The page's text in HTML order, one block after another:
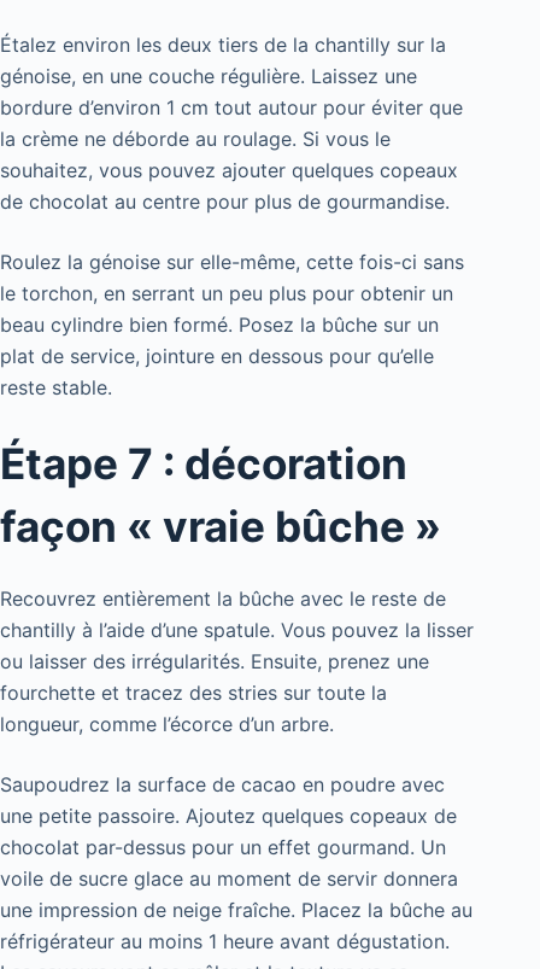
Étalez environ les deux tiers de la chantilly sur la
génoise, en une couche régulière. Laissez une
bordure d’environ 1 cm tout autour pour éviter que
la crème ne déborde au roulage. Si vous le
souhaitez, vous pouvez ajouter quelques copeaux
de chocolat au centre pour plus de gourmandise.
Roulez la génoise sur elle-même, cette fois-ci sans
le torchon, en serrant un peu plus pour obtenir un
beau cylindre bien formé. Posez la bûche sur un
plat de service, jointure en dessous pour qu’elle
reste stable.
Étape 7 : décoration
façon « vraie bûche »
Recouvrez entièrement la bûche avec le reste de
chantilly à l’aide d’une spatule. Vous pouvez la lisser
ou laisser des irrégularités. Ensuite, prenez une
fourchette et tracez des stries sur toute la
longueur, comme l’écorce d’un arbre.
Saupoudrez la surface de cacao en poudre avec
une petite passoire. Ajoutez quelques copeaux de
chocolat par-dessus pour un effet gourmand. Un
voile de sucre glace au moment de servir donnera
une impression de neige fraîche. Placez la bûche au
réfrigérateur au moins 1 heure avant dégustation.